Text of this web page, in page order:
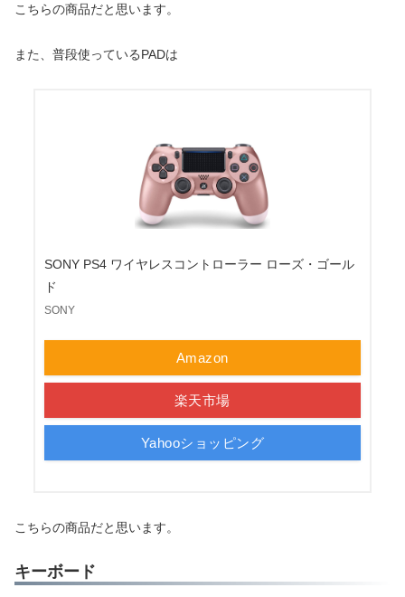
こちらの商品だと思います。
また、普段使っているPADは
SONY PS4 ワイヤレスコントローラー ローズ・ゴール
ド
SONY
Amazon
楽天市場
Yahooショッピング
こちらの商品だと思います。
キーボード